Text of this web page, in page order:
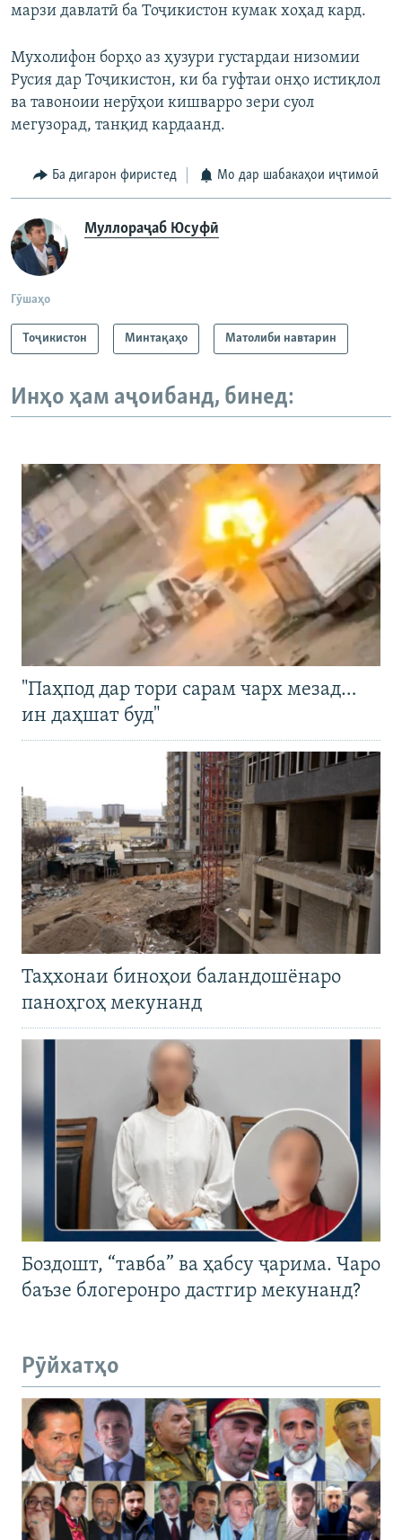
марзи давлатӣ ба Тоҷикистон кумак хоҳад кард.
Мухолифон борҳо аз ҳузури густардаи низомии
Русия дар Тоҷикистон, ки ба гуфтаи онҳо истиқлол
ва тавоноии нерӯҳои кишварро зери суол
мегузорад, танқид кардаанд.
Ба дигарон фиристед Мо дар шабакаҳои иҷтимоӣ
Муллораҷаб Юсуфӣ
Гӯшаҳо
Тоҷикистон Минтақаҳо Матолиби навтарин
Инҳо ҳам аҷоибанд, бинед:
"Паҳпод дар тори сарам чарх мезад…
ин даҳшат буд"
Таҳхонаи биноҳои баландошёнаро
паноҳгоҳ мекунанд
Боздошт, “тавба” ва ҳабсу ҷарима. Чаро
баъзе блогеронро дастгир мекунанд?
Рӯйхатҳо